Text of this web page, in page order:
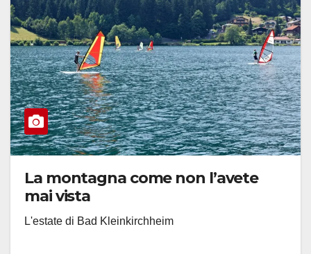
La montagna come non l’avete
mai vista
L'estate di Bad Kleinkirchheim